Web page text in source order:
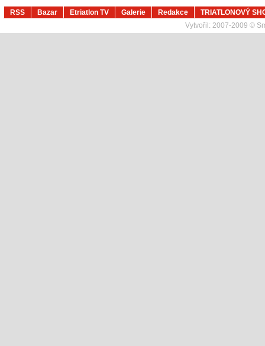
RSS Bazar Etriatlon TV Galerie Redakce
TRIATLONOVÝ
Vytvořil: 2007-2009 ©